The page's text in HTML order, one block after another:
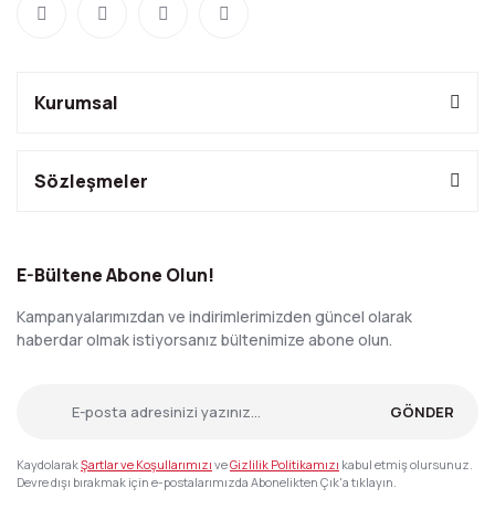
Kurumsal
Sözleşmeler
E-Bültene Abone Olun!
Kampanyalarımızdan ve indirimlerimizden güncel olarak
haberdar olmak istiyorsanız bültenimize abone olun.
GÖNDER
KaydolarakŞartlar ve Koşullarımızı veGizlilik Politikamızı kabul etmiş olursunuz.
Devre dışı bırakmak için e-postalarımızda Abonelikten Çık'a tıklayın.